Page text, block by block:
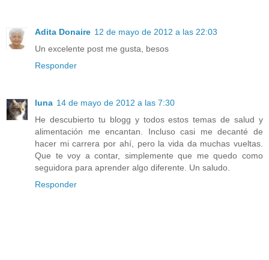
Adita Donaire 12 de mayo de 2012 a las 22:03
Un excelente post me gusta, besos
Responder
luna 14 de mayo de 2012 a las 7:30
He descubierto tu blogg y todos estos temas de salud y
alimentación me encantan. Incluso casi me decanté de
hacer mi carrera por ahí, pero la vida da muchas vueltas.
Que te voy a contar, simplemente que me quedo como
seguidora para aprender algo diferente. Un saludo.
Responder